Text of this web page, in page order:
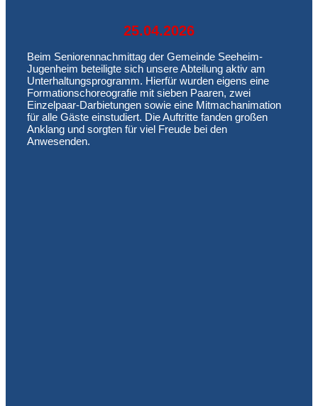
25.04.2026
Beim Seniorennachmittag der Gemeinde Seeheim-
Jugenheim beteiligte sich unsere Abteilung aktiv am
Unterhaltungsprogramm. Hierfür wurden eigens eine
Formationschoreografie mit sieben Paaren, zwei
Einzelpaar-Darbietungen sowie eine Mitmachanimation
für alle Gäste einstudiert. Die Auftritte fanden großen
Anklang und sorgten für viel Freude bei den
Anwesenden.